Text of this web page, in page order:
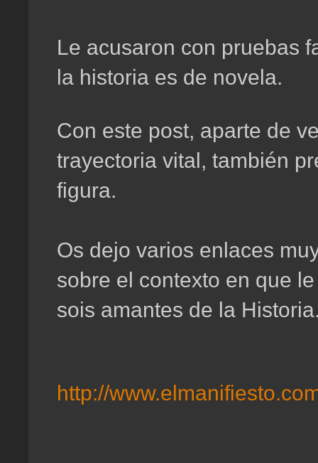
Le acusaron con pruebas
la historia es de novela.
Con este post, aparte de
trayectoria vital, también
figura.
Os dejo varios enlaces
sobre el contexto en que
sois amantes de la
http://